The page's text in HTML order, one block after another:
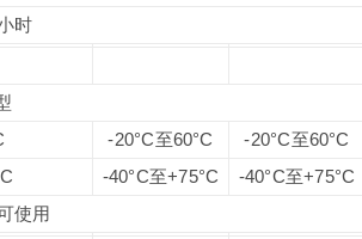
时
-20°C至60°C
-20°C至60°C
-40°C至+75°C
-40°C至+75°C
使用